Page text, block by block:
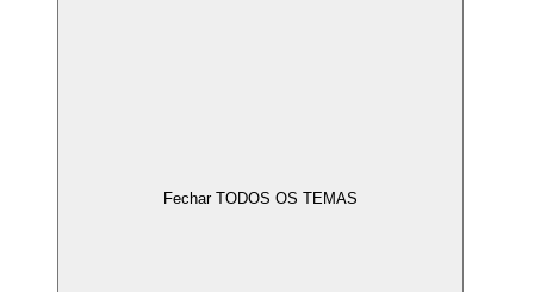
Fechar TODOS OS TEMAS